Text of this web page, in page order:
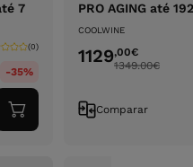
7
(0)
-35%
Adicionar
ao
PRO AGING até
COOLWINE
1129,00€
1349.00€
Comparar